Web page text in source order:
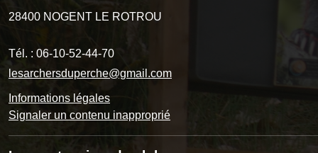
28400 NOGENT LE ROTROU
Tél. : 06-10-52-44-70
lesarchersduperche@gmail.com
Informations légales
Signaler un contenu inapproprié